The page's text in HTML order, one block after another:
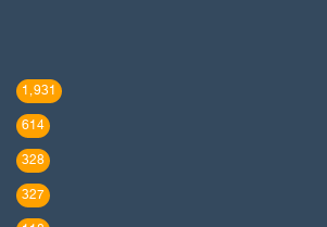
1٬931
614
328
327